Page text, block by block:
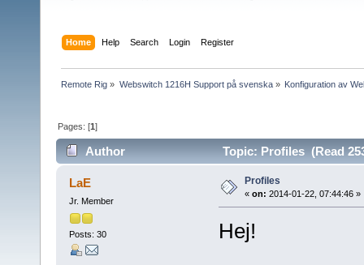
Home Help Search Login Register
Remote Rig » Webswitch 1216H Support på svenska» Konfiguration av
Pages: [1]
Author Topic: Profiles (Read
LaE
Jr. Member
Posts: 30
Profiles
« on: 2014-01-22, 07:44:46 »
Hej!